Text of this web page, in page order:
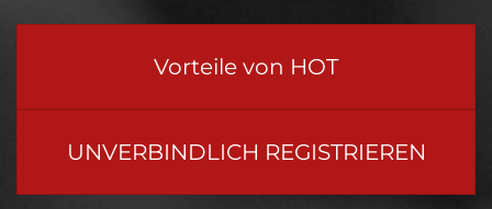
Vorteile von HOT
UNVERBINDLICH REGISTRIEREN